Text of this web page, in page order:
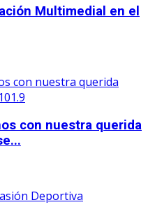
Multimedial en el
con nuestra querida